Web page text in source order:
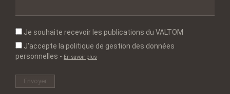
Je souhaite recevoir les publications du VALTOM
J'accepte la politique de gestion des données
personnelles - En savoir plus